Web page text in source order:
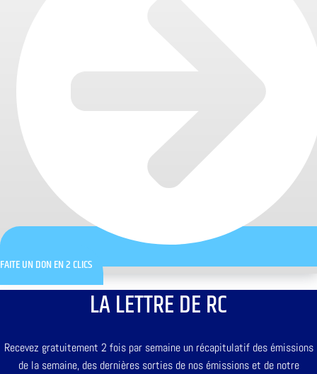
FAITE UN DON EN 2 CLICS
LA LETTRE DE RC
Recevez gratuitement 2 fois par semaine un récapitulatif des émissions
de la semaine, des dernières sorties de nos émissions et de notre